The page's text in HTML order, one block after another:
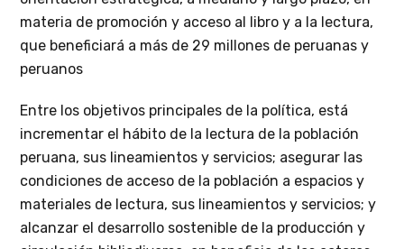
materia de promoción y acceso al libro y a la lectura,
que beneficiará a más de 29 millones de peruanas y
peruanos
Entre los objetivos principales de la política, está
incrementar el hábito de la lectura de la población
peruana, sus lineamientos y servicios; asegurar las
condiciones de acceso de la población a espacios y
materiales de lectura, sus lineamientos y servicios; y
alcanzar el desarrollo sostenible de la producción y